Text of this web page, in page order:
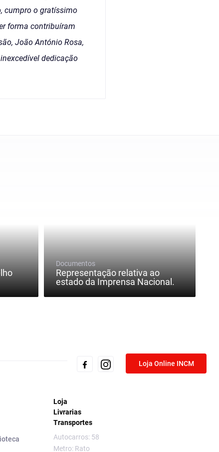
cumpro o gratíssimo
forma contribuíram
João António Rosa,
dedicação
Documentos
Representação relativa ao
estado da Imprensa Nacional.
Loja Online INCM
Loja
Livrarias
Transportes
Autocarros: 58
Metro: Rato